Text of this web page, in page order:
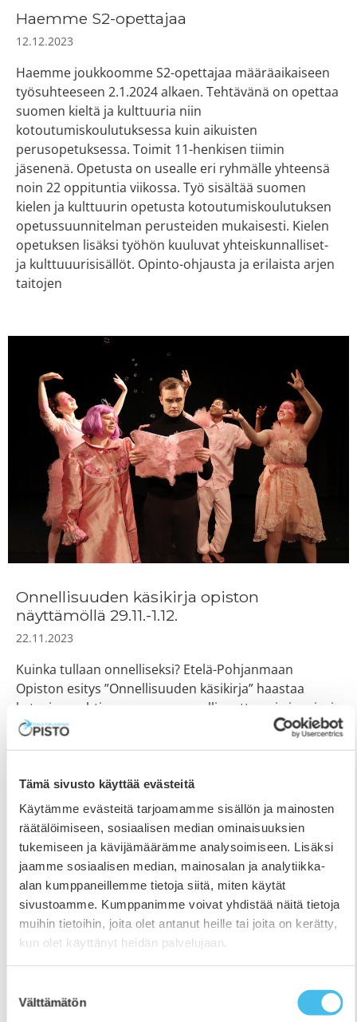
Tämä sivusto käyttää evästeitä
Käytämme evästeitä tarjoamamme sisällön ja mainosten
räätälöimiseen, sosiaalisen median ominaisuuksien
tukemiseen ja kävijämäärämme analysoimiseen. Lisäksi
jaamme sosiaalisen median, mainosalan ja analytiikka-
alan kumppaneillemme tietoja siitä, miten käytät
sivustoamme. Kumppanimme voivat yhdistää näitä tietoja
muihin tietoihin, joita olet antanut heille tai joita on kerätty,
kun olet käyttänyt heidän palvelujaan.
valinta
Välttämätön
Haemme S2-opettajaa
12.12.2023
Haemme joukkoomme S2-opettajaa määräaikaiseen
työsuhteeseen 2.1.2024 alkaen. Tehtävänä on opettaa
suomen kieltä ja kulttuuria niin
kotoutumiskoulutuksessa kuin aikuisten
perusopetuksessa. Toimit 11-henkisen tiimin
jäsenenä. Opetusta on usealle eri ryhmälle yhteensä
noin 22 oppituntia viikossa. Työ sisältää suomen
kielen ja kulttuurin opetusta kotoutumiskoulutuksen
opetussuunnitelman perusteiden mukaisesti. Kielen
opetuksen lisäksi työhön kuuluvat yhteiskunnalliset-
ja kulttuuurisisällöt. Opinto-ohjausta ja erilaista arjen
taitojen
Onnellisuuden käsikirja opiston
näyttämöllä 29.11.-1.12.
22.11.2023
Kuinka tullaan onnelliseksi? Etelä-Pohjanmaan
Opiston esitys ”Onnellisuuden käsikirja” haastaa
katsojan pohtimaan omaa onnellisuuttaan ja inspiroi
löytämään iloa arjen pienistä asioista. Eliel elää
mielestään täysin tavanomaista elämää. Jotain tuntuu
Onnellisuuden tyyssijaan, jota emännöi itse onnen ja
sattuman jumalatar Fortuna. Eliel saa käsiinsä suuren
Onnellisuuden käsikirjan, jonka sisällöstä hänen
täytyy kuitenkin ottaa